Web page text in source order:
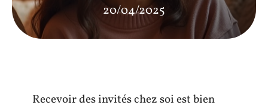
20/04/2025
Recevoir des invités chez soi est bien